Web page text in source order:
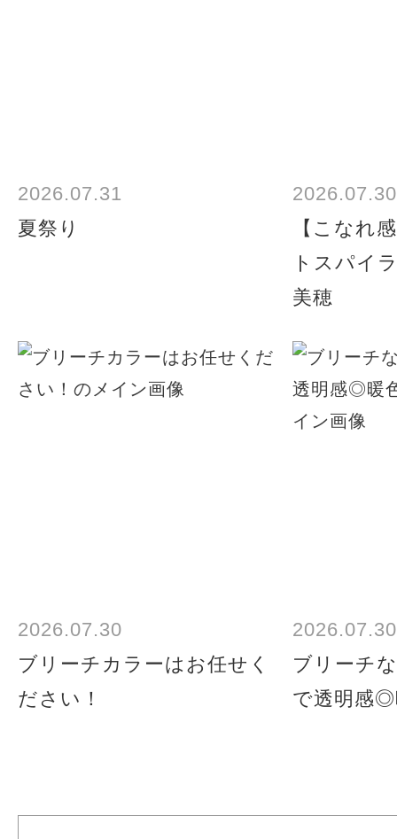
2026.07.31
夏祭り
2026.07.30
【こなれ
トスパイ
美穂
2026.07.30
ブリーチカラーはお任せく
ださい！
2026.07.30
ブリーチ
で透明感